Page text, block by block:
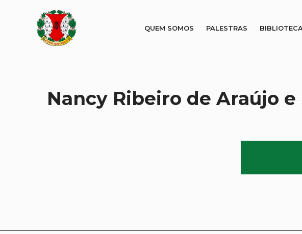
QUEM SOMOS PALESTRAS
Nancy Ribeiro de Araújo e